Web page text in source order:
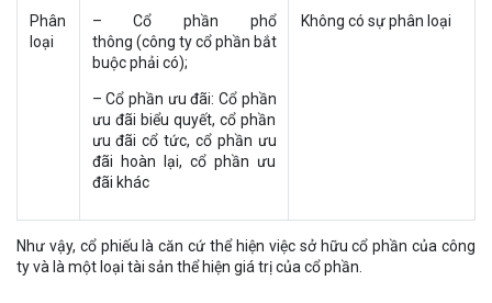
Phân
loại
– Cổ phần phổ
thông (công ty cổ phần bắt
buộc phải có);
– Cổ phần ưu đãi: Cổ phần
ưu đãi biểu quyết, cổ phần
ưu đãi cổ tức, cổ phần ưu
đãi hoàn lại, cổ phần ưu
đãi khác
Không có sự phân loại
Như vậy, cổ phiếu là căn cứ thể hiện việc sở hữu cổ phần của công
ty và là một loại tài sản thể hiện giá trị của cổ phần.